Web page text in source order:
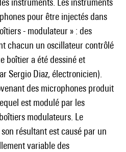
pour être injectés dans
- modulateur » : des
chacun un oscillateur contrôlé
boîtier a été dessiné et
Sergio Diaz, électronicien).
des microphones produit
est modulé par les
modulateurs. Le
résultant est causé par un
variable des